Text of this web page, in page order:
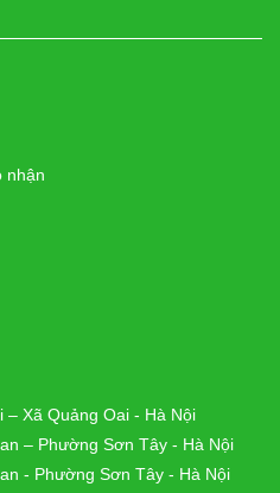
nhận
Xã Quảng Oai - Hà Nội
– Phường Sơn Tây - Hà Nội
- Phường Sơn Tây - Hà Nội